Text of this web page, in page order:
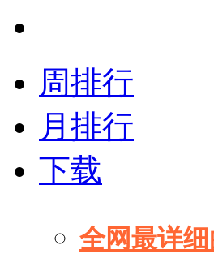
周排行
月排行
下载
全网最详